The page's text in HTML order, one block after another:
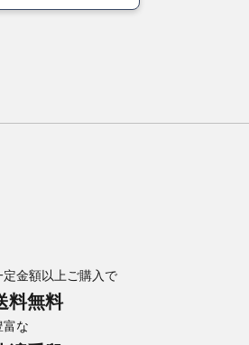
定金額以上ご購入で
料無料
富な